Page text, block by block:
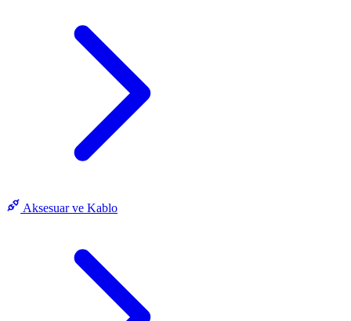
Aksesuar ve Kablo